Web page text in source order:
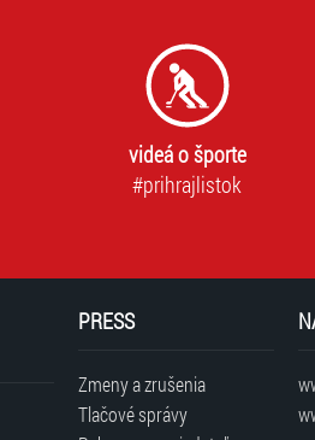
videá o športe
#prihrajlistok
PRESS
Zmeny a zrušenia
Tlačové správy